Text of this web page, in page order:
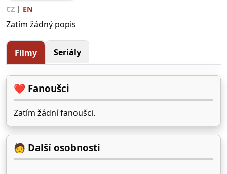
CZ | EN
Zatím žádný popis
Filmy Seriály
❤️ Fanoušci
Zatím žádní fanoušci.
🧑 Další osobnosti